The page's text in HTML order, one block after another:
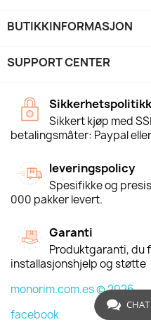
BUTIKKINFORMASJON
SUPPORT CENTER
Sikkert kjøp med
betalingsmåter: Paypal
leveringspolicy
Spesifikke og
000 pakker levert.
Garanti
Produktgaranti, du
installasjonshjelp og støtte
monorim.com.es © 2026
facebook